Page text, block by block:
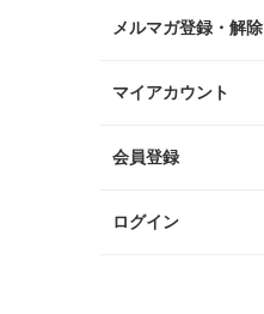
メルマガ登録・解除
マイアカウント
会員登録
ログイン